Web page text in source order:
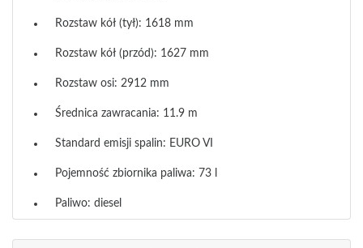
Rozstaw kół (tył): 1618 mm
Rozstaw kół (przód): 1627 mm
Rozstaw osi: 2912 mm
Średnica zawracania: 11.9 m
Standard emisji spalin: EURO VI
Pojemność zbiornika paliwa: 73 l
Paliwo: diesel